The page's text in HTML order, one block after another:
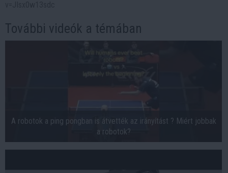
További videók a témában
A robotok a ping pongban is átvették az irányítást ? Miért jobbak
a robotok?